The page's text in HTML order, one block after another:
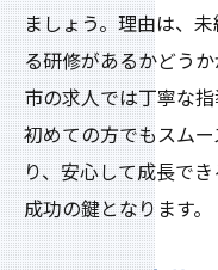
ましょう。理由は、
る研修があるかどう
市の求人では丁寧な
初めての方でもスム
り、安心して成長で
成功の鍵となります。